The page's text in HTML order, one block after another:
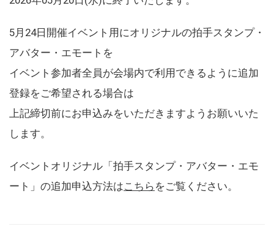
5月24日開催イベント用にオリジナルの拍手スタンプ・
アバター・エモートを
イベント参加者全員が会場内で利用できるように追加
登録をご希望される場合は
上記締切前にお申込みをいただきますようお願いいた
します。
イベントオリジナル「拍手スタンプ・アバター・エモ
ート」の追加申込方法はこちら をご覧ください。